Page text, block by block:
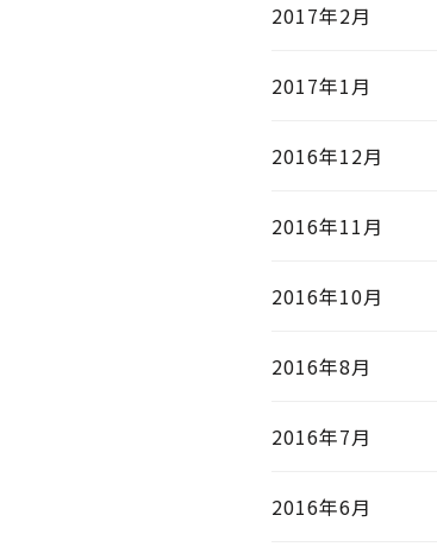
2017年2月
2017年1月
2016年12月
2016年11月
2016年10月
2016年8月
2016年7月
2016年6月